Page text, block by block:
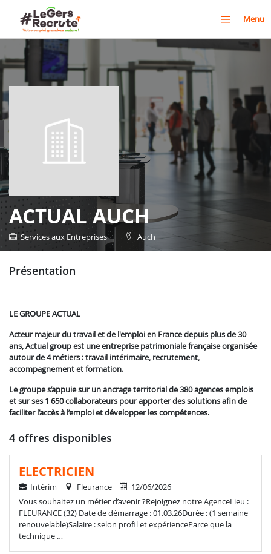
Menu
ACTUAL AUCH
Services aux Entreprises Auch
présentation
LE GROUPE ACTUAL
Acteur majeur du travail et de l'emploi en France depuis plus de 30
ans, Actual group est une entreprise patrimoniale française organisée
autour de 4 métiers : travail intérimaire, recrutement,
accompagnement et formation.
Le groupe s’appuie sur un ancrage territorial de 380 agences emplois
et sur ses 1 650 collaborateurs pour apporter des solutions afin de
faciliter l’accès à l’emploi et développer les compétences.
4 offres disponibles
ELECTRICIEN
Intérim Fleurance
12/06/2026
Vous souhaitez un métier d’avenir ?Rejoignez notre AgenceLieu :
FLEURANCE (32) Date de démarrage : 01.03.26Durée : (1 semaine
renouvelable)Salaire : selon profil et expérienceParce que la
technique …